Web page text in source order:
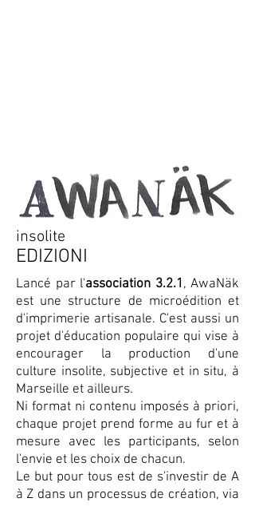
Lancé par l'association 3.2.1 , AwaNäk
est une structure de microédition et
d'imprimerie artisanale. C'est aussi un
projet d'éducation populaire qui vise à
encourager la production d'une
culture insolite, subjective et in situ, à
Marseille et ailleurs.
Ni format ni contenu imposés à priori,
chaque projet prend forme au fur et à
mesure avec les participants, selon
l'envie et les choix de chacun.
Le but pour tous est de s'investir de A
à Z dans un processus de création, via
insolite
EDIZIONI